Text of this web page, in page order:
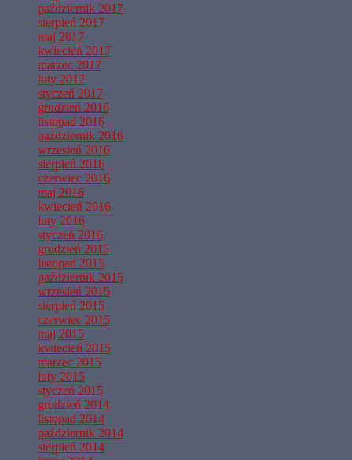
październik 2017
sierpień 2017
maj 2017
kwiecień 2017
marzec 2017
luty 2017
styczeń 2017
grudzień 2016
listopad 2016
październik 2016
wrzesień 2016
sierpień 2016
czerwiec 2016
maj 2016
kwiecień 2016
luty 2016
styczeń 2016
grudzień 2015
listopad 2015
październik 2015
wrzesień 2015
sierpień 2015
czerwiec 2015
maj 2015
kwiecień 2015
marzec 2015
luty 2015
styczeń 2015
grudzień 2014
listopad 2014
październik 2014
sierpień 2014